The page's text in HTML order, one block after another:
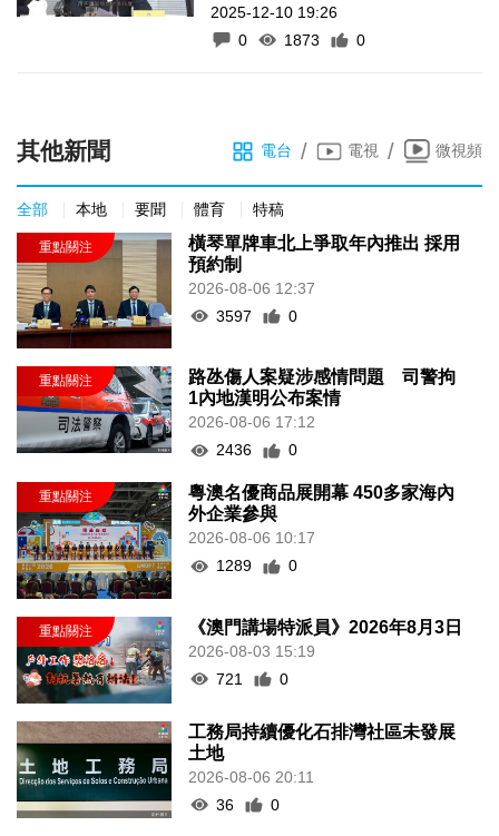
2025-12-10 19:26
0
1873 0
其他新聞 電台 / 電視 / 微視頻
全部 本地 要聞 體育 特稿
橫琴單牌車北上爭取年內推出 採用
預約制
2026-08-06 12:37
3597
0
路氹傷人案疑涉感情問題 司警拘
1內地漢明公布案情
2026-08-06 17:12
2436
0
粵澳名優商品展開幕 450多家海內
外企業參與
2026-08-06 10:17
1289
0
《澳門講場特派員》2026年8月3日
2026-08-03 15:19
721
0
工務局持續優化石排灣社區未發展
土地
2026-08-06 20:11
36
0